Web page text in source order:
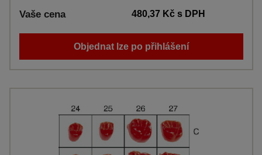
Vaše cena 480,37 Kčs DPH
Objednat lze po přihlášení